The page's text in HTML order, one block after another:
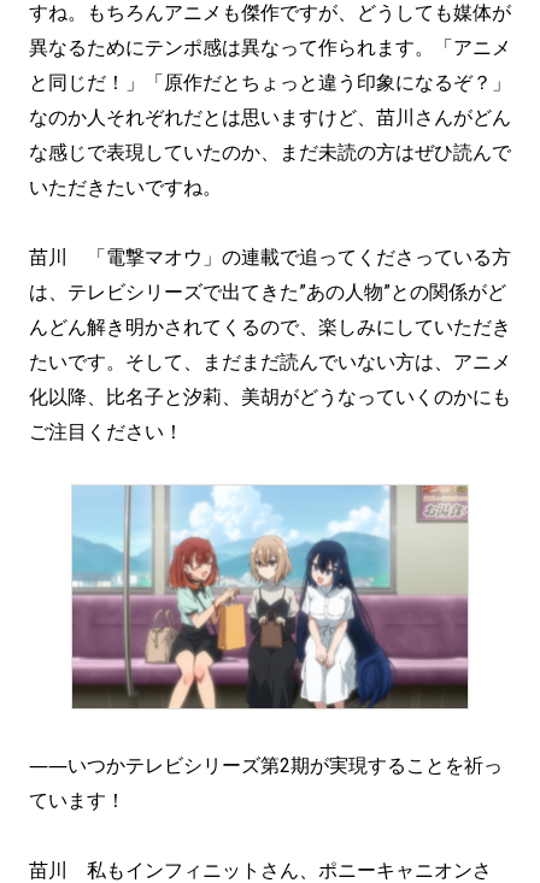
すね。もちろんアニメも傑作ですが、どうしても媒体が
異なるためにテンポ感は異なって作られます。「アニメ
と同じだ！」「原作だとちょっと違う印象になるぞ？」
なのか人それぞれだとは思いますけど、苗川さんがどん
な感じで表現していたのか、まだ未読の方はぜひ読んで
いただきたいですね。
苗川 「電撃マオウ」の連載で追ってくださっている方
は、テレビシリーズで出てきた”あの人物”との関係がど
んどん解き明かされてくるので、楽しみにしていただき
たいです。そして、まだまだ読んでいない方は、アニメ
化以降、比名子と汐莉、美胡がどうなっていくのかにも
ご注目ください！
――いつかテレビシリーズ第2期が実現することを祈っ
ています！
苗川 私もインフィニットさん、ポニーキャニオンさ